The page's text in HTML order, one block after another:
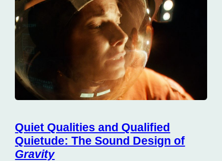
Quiet Qualities and Qualified
Quietude: The Sound Design of
Gravity